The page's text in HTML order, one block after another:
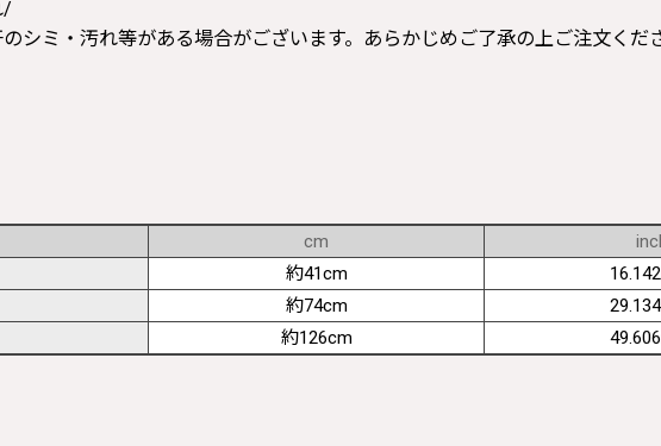
/
シミ・汚れ等がある場合がございます。あらかじめご了承の上ご注文くだ
cm
約41cm
約74cm
約126cm